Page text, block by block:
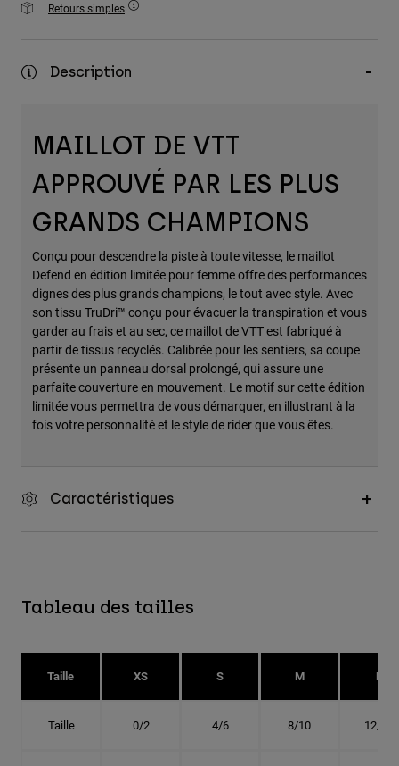
Accessoires
Sacs et sacs à dos
Voir tout
Retours simples
Description
MAILLOT DE VTT
APPROUVÉ PAR LES PLUS
GRANDS CHAMPIONS
Conçu pour descendre la piste à toute vitesse, le maillot
Defend en édition limitée pour femme offre des performances
dignes des plus grands champions, le tout avec style. Avec
son tissu TruDri™ conçu pour évacuer la transpiration et vous
garder au frais et au sec, ce maillot de VTT est fabriqué à
partir de tissus recyclés. Calibrée pour les sentiers, sa coupe
présente un panneau dorsal prolongé, qui assure une
parfaite couverture en mouvement. Le motif sur cette édition
limitée vous permettra de vous démarquer, en illustrant à la
fois votre personnalité et le style de rider que vous êtes.
Caractéristiques
Tableau des tailles
Taille XS S M L
Taille 0/2 4/6 8/10 12/14